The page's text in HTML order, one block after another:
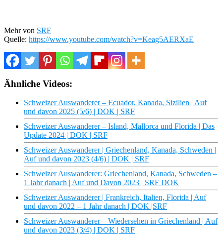
Mehr von SRF
Quelle: https://www.youtube.com/watch?v=Keag5AERXaE
Ähnliche Videos:
Schweizer Auswanderer – Ecuador, Kanada, Sizilien | Auf
und davon 2025 (5/6) | DOK | SRF
Schweizer Auswanderer – Island, Mallorca und Florida | Das
Update 2024 | DOK | SRF
Schweizer Auswanderer | Griechenland, Kanada, Schweden |
Auf und davon 2023 (4/6) | DOK | SRF
Schweizer Auswanderer: Griechenland, Kanada, Schweden –
1 Jahr danach | Auf und Davon 2023 | SRF DOK
Schweizer Auswanderer | Frankreich, Italien, Florida | Auf
und davon 2022 – 1 Jahr danach | DOK |SRF
Schweizer Auswanderer – Wiedersehen in Griechenland | Auf
und davon 2023 (3/4) | DOK | SRF